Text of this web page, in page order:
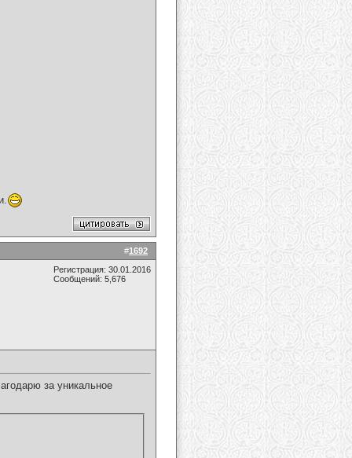
#1692
Регистрация: 30.01.2016
Сообщений: 5,676
за уникальное